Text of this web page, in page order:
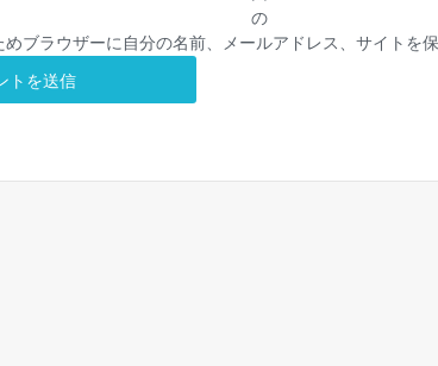
の
ブラウザーに自分の名前、メールアドレス、サイトを保